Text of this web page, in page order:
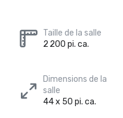
Taille de la salle
2 200 pi. ca.
Dimensions de la
salle
44 x 50 pi. ca.